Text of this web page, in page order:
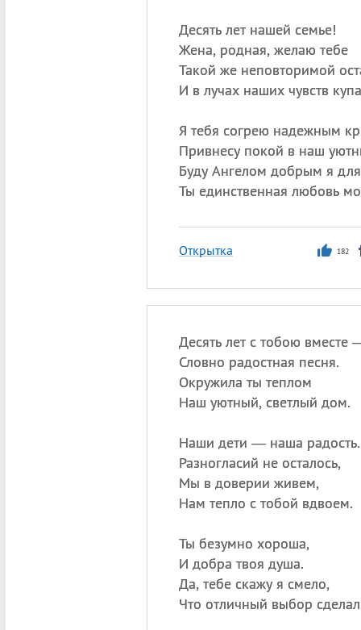
Десять лет нашей семье!
Жена, родная, желаю тебе
Такой же неповторимой
И в лучах наших чувств
Я тебя согрею надежным
Привнесу покой в наш
Буду Ангелом добрым я
Ты единственная любовь
Открытка 182
Десять лет с тобою вместе
Словно радостная песня.
Окружила ты теплом
Наш уютный, светлый дом.
Наши дети — наша радость.
Разногласий не осталось,
Мы в доверии живем,
Нам тепло с тобой вдвоем.
Ты безумно хороша,
И добра твоя душа.
Да, тебе скажу я смело,
Что отличный выбор